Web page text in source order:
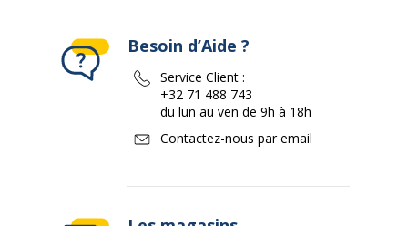
Besoin d’Aide ?
Service Client :
+32 71 488 743
du lun au ven de 9h à 18h
Contactez-nous par email